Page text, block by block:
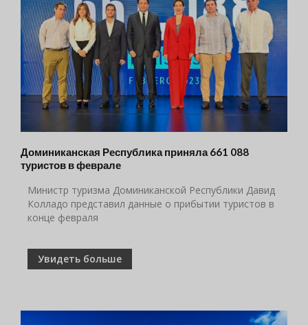
Доминиканская Республика приняла 661 088
туристов в феврале
Министр туризма Доминиканской Республики Давид
Колладо представил данные о прибытии туристов в
конце февраля
Увидеть больше